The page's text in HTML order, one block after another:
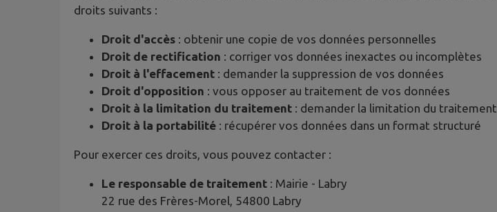
droits suivants :
Droit d'accès : obtenir une copie de vos données personnelles
Droit de rectification : corriger vos données inexactes ou incomplètes
Droit à l'effacement : demander la suppression de vos données
Droit d'opposition : vous opposer au traitement de vos données
Droit à la limitation du traitement : demander la limitation du traitement
Droit à la portabilité : récupérer vos données dans un format structuré
Pour exercer ces droits, vous pouvez contacter :
Le responsable de traitement : Mairie - Labry
22 rue des Frères-Morel, 54800 Labry